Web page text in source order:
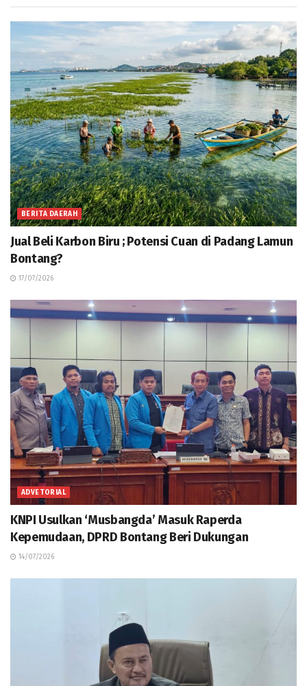
BERITA DAERAH
Jual Beli Karbon Biru ; Potensi Cuan di Padang Lamun
Bontang?
17/07/2026
ADVETORIAL
KNPI Usulkan ‘Musbangda’ Masuk Raperda
Kepemudaan, DPRD Bontang Beri Dukungan
14/07/2026